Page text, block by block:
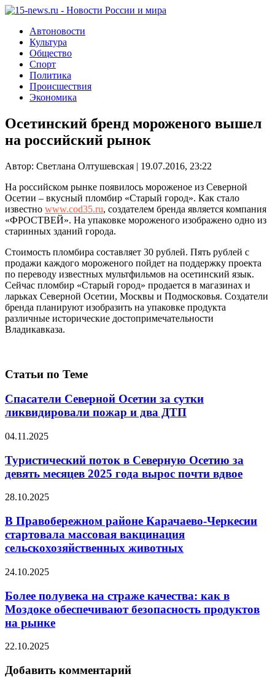
Автоновости
Культура
Общество
Спорт
Политика
Происшествия
Экономика
Осетинский бренд мороженого вышел
на российский рынок
Автор: Светлана Олтушевская | 19.07.2016, 23:22
На российском рынке появилось мороженое из Северной
Осетии – вкусный пломбир «Старый город». Как стало
известно www.cod35.ru, создателем бренда является компания
«ФРОСТВЕЙ». На упаковке мороженого изображено одно из
старинных зданий города.
Стоимость пломбира составляет 30 рублей. Пять рублей с
продажи каждого мороженого пойдет на поддержку проекта
по переводу известных мультфильмов на осетинский язык.
Сейчас пломбир «Старый город» продается в магазинах и
ларьках Северной Осетии, Москвы и Подмосковья. Создатели
бренда планируют изобразить на упаковке продукта
различные исторические достопримечательности
Владикавказа.
Статьи по Теме
Спасатели Северной Осетии за сутки
ликвидировали пожар и два ДТП
04.11.2025
Туристический поток в Северную Осетию за
девять месяцев 2025 года вырос почти вдвое
28.10.2025
В Правобережном районе Карачаево-Черкесии
стартовала массовая вакцинация
сельскохозяйственных животных
24.10.2025
Более полувека на страже качества: как в
Моздоке обеспечивают безопасность продуктов
на рынке
22.10.2025
Добавить комментарий